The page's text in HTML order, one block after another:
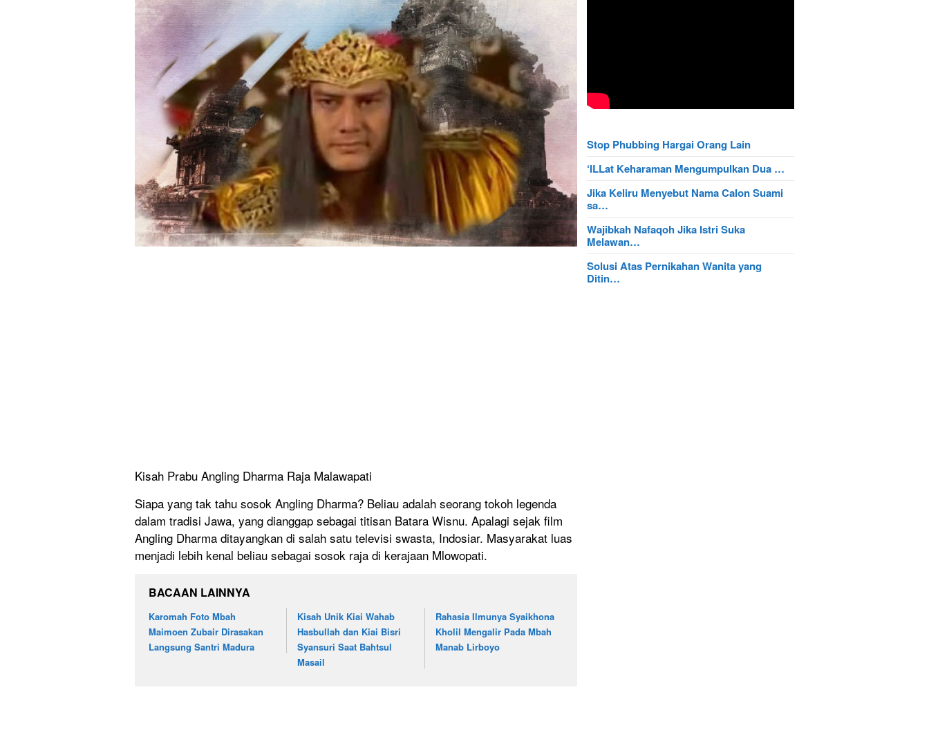
Kisah Prabu Angling Dharma Raja Malawapati
Siapa yang tak tahu sosok Angling Dharma? Beliau adalah seorang tokoh legenda
dalam tradisi Jawa, yang dianggap sebagai titisan Batara Wisnu. Apalagi sejak film
Angling Dharma ditayangkan di salah satu televisi swasta, Indosiar. Masyarakat luas
menjadi lebih kenal beliau sebagai sosok raja di kerajaan Mlowopati.
BACAAN LAINNYA
Karomah Foto Mbah
Maimoen Zubair Dirasakan
Langsung Santri Madura
Kisah Unik Kiai Wahab
Hasbullah dan Kiai Bisri
Syansuri Saat Bahtsul
Masail
Rahasia Ilmunya Syaikhona
Kholil Mengalir Pada Mbah
Manab Lirboyo
Stop Phubbing Hargai Orang Lain
‘ILLat Keharaman Mengumpulkan Dua …
Jika Keliru Menyebut Nama Calon Suami
sa…
Wajibkah Nafaqoh Jika Istri Suka
Melawan…
Solusi Atas Pernikahan Wanita yang
Ditin…